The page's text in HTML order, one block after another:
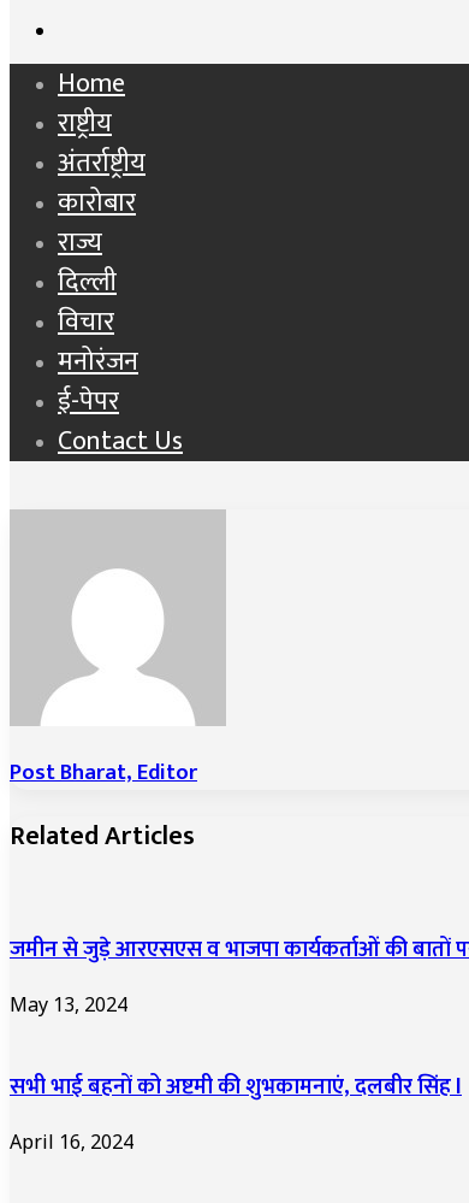
for
Home
राष्ट्रीय
अंतर्राष्ट्रीय
कारोबार
राज्य
दिल्ली
विचार
मनोरंजन
ई-पेपर
Contact Us
Post Bharat, Editor
Related Articles
जमीन से जुड़े आरएसएस व भाजपा कार्यकर्ताओं की बातों
May 13, 2024
सभी भाई बहनों को अष्टमी की शुभकामनाएं, दलबीर सिंह l
April 16, 2024